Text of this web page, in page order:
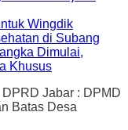
Wingdik
di Subang
Dimulai,
Khusus
DPRD Jabar : DPMD
Batas Desa